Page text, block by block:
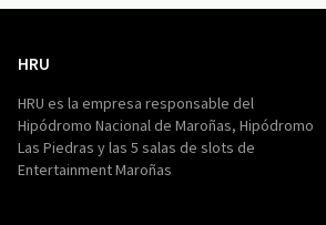
HRU
HRU es la empresa responsable del
Hipódromo Nacional de Maroñas, Hipódromo
Las Piedras y las 5 salas de slots de
Entertainment Maroñas